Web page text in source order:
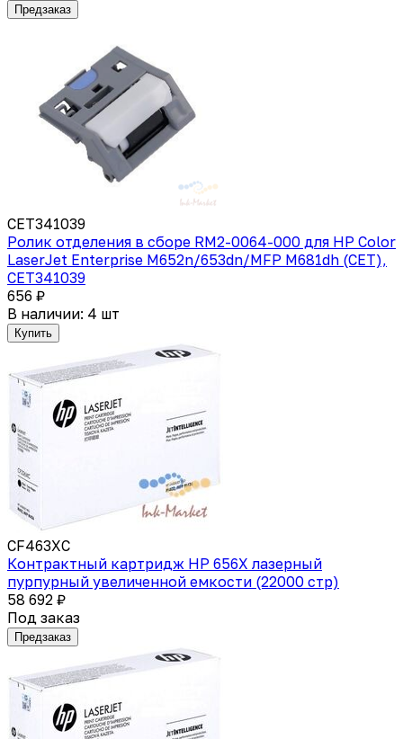
Предзаказ
CET341039
Ролик отделения в сборе RM2-0064-000 для HP Color
LaserJet Enterprise M652n/653dn/MFP M681dh (CET),
CET341039
656 ₽
В наличии: 4 шт
Купить
CF463XC
Контрактный картридж HP 656X лазерный
пурпурный увеличенной емкости (22000 стр)
58 692 ₽
Под заказ
Предзаказ